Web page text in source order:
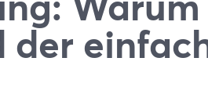
der